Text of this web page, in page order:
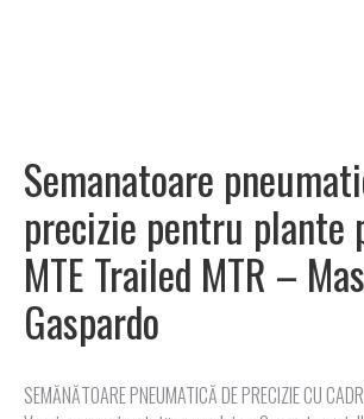
Semanatoare
precizie pentru plante
MTE Trailed MTR –
Gaspardo
SEMĂNĂTOARE PNEUMATICĂ DE PRECIZIE CU